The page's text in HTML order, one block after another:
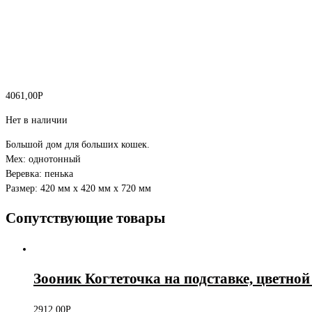
4061,00Р
Нет в наличии
Большой дом для больших кошек.
Мех: однотонный
Веревка: пенька
Размер: 420 мм х 420 мм х 720 мм
Сопутствующие товары
Зооник Когтеточка на подставке,
2912,00Р